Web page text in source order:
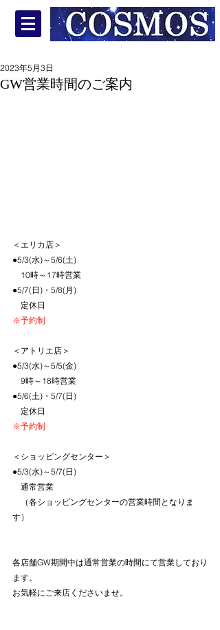
GW営業時間のご案内
2023年5月3日
＜エリカ店＞
●5/3(水)～5/6(土)
10時～17時営業
●5/7(日)・5/8(月)
定休日
※予約制
＜アトリエ店＞
●5/3(水)～5/5(金)
9時～18時営業
●5/6(土)・5/7(日)
定休日
※予約制
＜ショッピングセンター＞
●5/3(水)～5/7(日)
通常営業
（各ショッピングセンターの営業時間となりま
す）
各店舗GW期間中は通常営業の時間にて営業しており
ます。
お気軽にご来店くださいませ。